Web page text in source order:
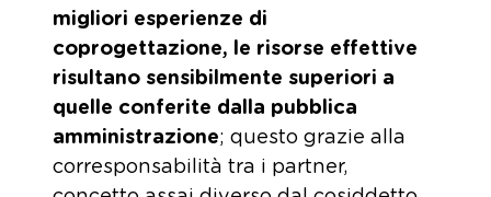
migliori esperienze di
coprogettazione, le risorse effettive
risultano sensibilmente superiori a
quelle conferite dalla pubblica
amministrazione; questo grazie alla
corresponsabilità tra i partner,